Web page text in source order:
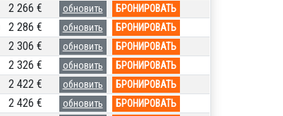
2 266 € обновить БРОНИРОВАТЬ
2 286 € обновить БРОНИРОВАТЬ
2 306 € обновить БРОНИРОВАТЬ
2 326 € обновить БРОНИРОВАТЬ
2 422 € обновить БРОНИРОВАТЬ
2 426 € обновить БРОНИРОВАТЬ